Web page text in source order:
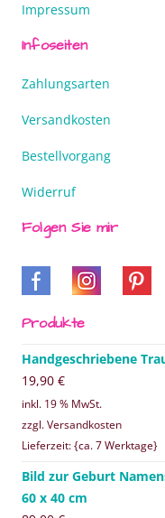
Impressum
Infoseiten
Zahlungsarten
Versandkosten
Bestellvorgang
Widerruf
Folgen Sie mir
Produkte
Handgeschriebene
19,90 €
inkl. 19 % MwSt.
zzgl. Versandkosten
Lieferzeit: {ca. 7 Werktage}
Bild zur Geburt
60 x 40 cm